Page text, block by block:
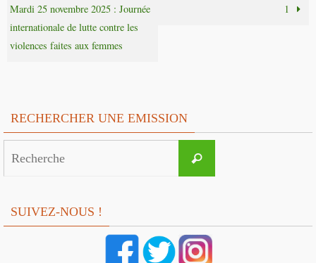
Mardi 25 novembre 2025 : Journée
internationale de lutte contre les
violences faites aux femmes
1
RECHERCHER UNE EMISSION
Recherche
SUIVEZ-NOUS !